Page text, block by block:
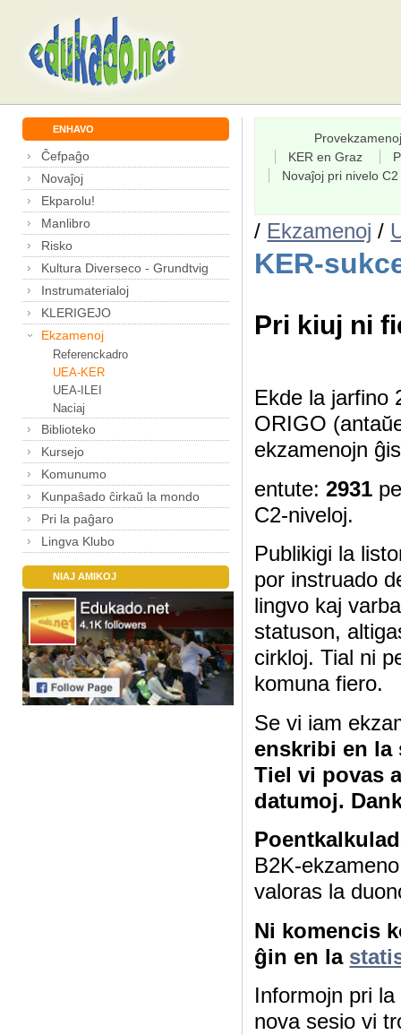
ENHAVO
Ĉefpaĝo
Novaĵoj
Ekparolu!
Manlibro
Risko
Kultura Diverseco - Grundtvig
Instrumaterialoj
KLERIGEJO
Ekzamenoj
Referenckadro
UEA-KER
UEA-ILEI
Naciaj
Biblioteko
Kursejo
Komunumo
Kunpaŝado ĉirkaŭ la mondo
Pri la paĝaro
Lingva Klubo
NIAJ AMIKOJ
Provekzamenoj
KER en Graz
Novaĵoj pri nivelo C2
/ Ekzamenoj /
KER-
Pri kiuj ni
Ekde la jarfino
ORIGO
ekzamenojn
entute:2931
C2-niveloj.
Publikigi la
por instruado
lingvo kaj
statuson,
cirkloj. Tial ni
komuna fiero.
Se vi iam
enskribi en la
Tiel vi povas
datumoj.
B2K-
valoras la
Ni komencis
ĝin en la
Informojn pri
nova sesio vi